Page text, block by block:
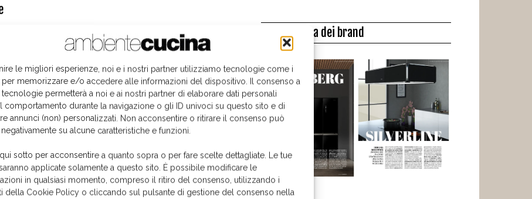
le migliori esperienze, noi e i nostri partner utilizziamo tecnologie come i
memorizzare e/o accedere alle informazioni del dispositivo. Il consenso a
tecnologie permetterà a noi e ai nostri partner di elaborare dati personali
comportamento durante la navigazione o gli ID univoci su questo sito e di
annunci (non) personalizzati. Non acconsentire o ritirare il consenso può
su alcune caratteristiche e funzioni.
sotto per acconsentire a quanto sopra o per fare scelte dettagliate. Le tue
applicate solamente a questo sito. È possibile modificare le
in qualsiasi momento, compreso il ritiro del consenso, utilizzando i
della Cookie Policy o cliccando sul pulsante di gestione del consenso nella
La biblioteca dei brand